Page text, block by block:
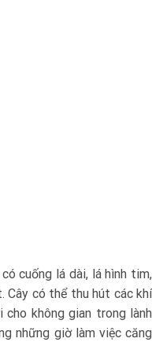
cuống lá dài, lá hình tim,
Cây có thể thu hút các khí
cho không gian trong lành
những giờ làm việc căng